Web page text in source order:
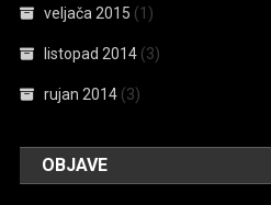
veljača 2015 (1)
listopad 2014 (3)
rujan 2014 (3)
OBJAVE